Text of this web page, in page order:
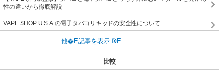
性の違いから徹底解説
VAPE.SHOP U.S.A.の電子タバコリキッドの安全性について
比較